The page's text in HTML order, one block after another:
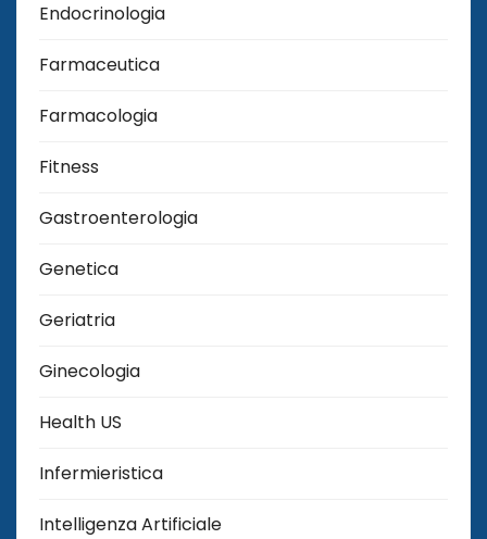
Endocrinologia
Farmaceutica
Farmacologia
Fitness
Gastroenterologia
Genetica
Geriatria
Ginecologia
Health US
Infermieristica
Intelligenza Artificiale